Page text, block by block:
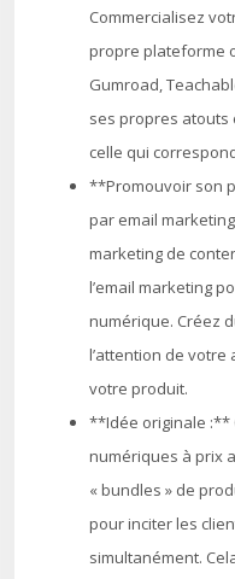
Commercialisez
propre plateforme
Gumroad,
ses propres atouts
celle qui
**Promouvoir son
par email
marketing de
l’email marketing
numérique. Créez
l’attention de votre
votre produit.
**Idée originale :**
numériques à prix
« bundles » de
pour inciter les
simultanément.